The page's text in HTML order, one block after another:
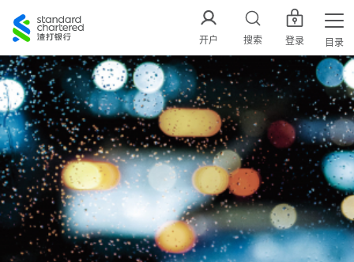
渣
打
中
国
开户 搜索 登录 目录